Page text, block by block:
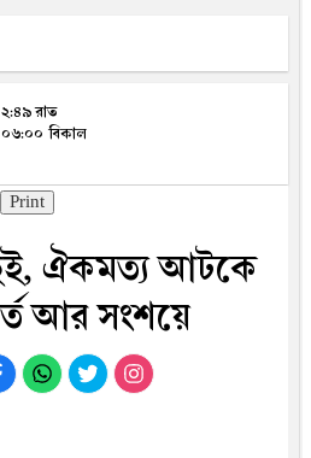
রাত
বিকাল
Print
ঐকমত্য আটকে
আর সংশয়ে